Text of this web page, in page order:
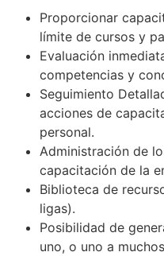
Proporcionar
límite de cursos y
Evaluación
competencias y
Seguimiento
acciones de
personal.
Administración de
capacitación de la
Biblioteca de
ligas).
Posibilidad de
uno, o uno a